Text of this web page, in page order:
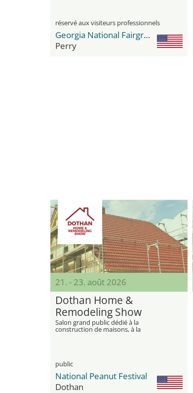
réservé aux visiteurs professionnels
Georgia National Fairgrounds & Agriculture Center
Perry
21. - 23. août 2026
Dothan Home &
Remodeling Show
Salon grand public dédié à la
construction de maisons, à la
public
National Peanut Festival
Dothan